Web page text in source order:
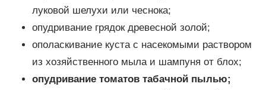
луковой шелухи или чеснока;
опудривание грядок древесной золой;
ополаскивание куста с насекомыми раствором
из хозяйственного мыла и шампуня от блох;
опудривание томатов табачной пылью;